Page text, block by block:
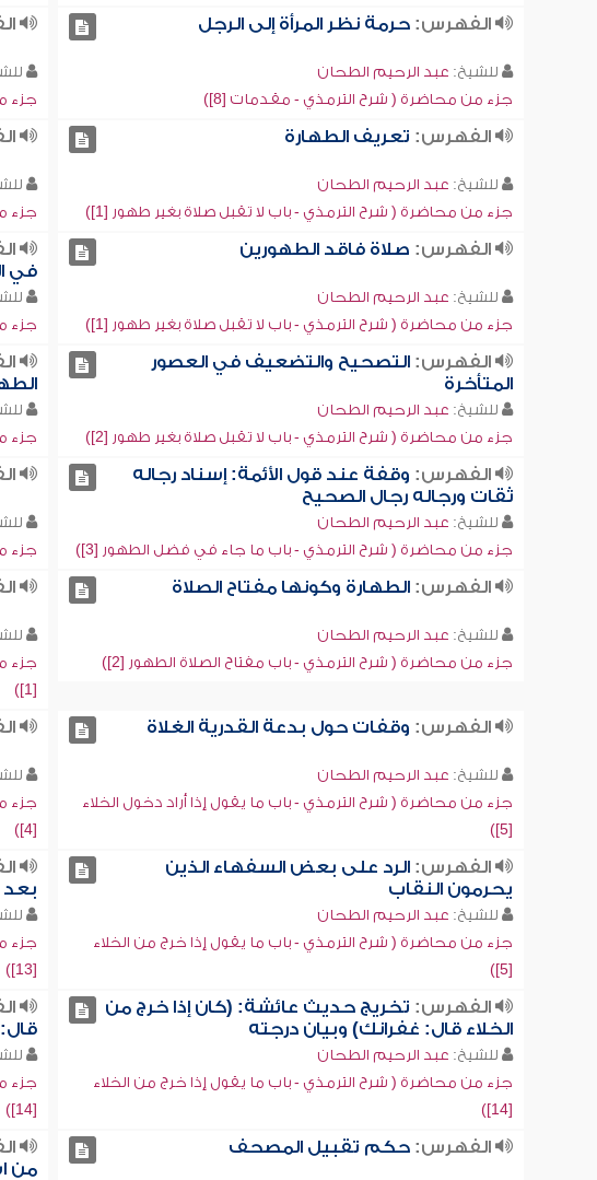
الفهرس:حرمة نظر المرأة إلى الرجل
للشيخ: عبد الرحيم الطحان
جزء من محاضرة ( شرح الترمذي - مقدمات [8])
جزء
الفهرس: تعريف الطهارة
للشيخ: عبد الرحيم الطحان
جزء من محاضرة ( شرح الترمذي - باب لا تقبل صلاة بغير طهور [1])
جزء
الفهرس: صلاة فاقد الطهورين
للشيخ: عبد الرحيم الطحان
جزء من محاضرة ( شرح الترمذي - باب لا تقبل صلاة بغير طهور [1])
في
جزء
الفهرس:التصحيح والتضعيف في العصور
المتأخرة
للشيخ: عبد الرحيم الطحان
جزء من محاضرة ( شرح الترمذي - باب لا تقبل صلاة بغير طهور [2])
جزء
الفهرس: وقفة عند قول الأئمة: إسناد رجاله
ثقات ورجاله رجال الصحيح
للشيخ: عبد الرحيم الطحان
جزء من محاضرة ( شرح الترمذي - باب ما جاء في فضل الطهور [3])
جزء
الفهرس:الطهارة وكونها مفتاح الصلاة
للشيخ: عبد الرحيم الطحان
جزء من محاضرة ( شرح الترمذي - باب مفتاح الصلاة الطهور [2])
جزء
[1])
الفهرس: وقفات حول بدعة القدرية الغلاة
للشيخ: عبد الرحيم الطحان
جزء من محاضرة ( شرح الترمذي - باب ما يقول إذا أراد دخول الخلاء
[5])
جزء
[4])
الفهرس:الرد على بعض السفهاء الذين
يحرمون النقاب
للشيخ: عبد الرحيم الطحان
جزء من محاضرة ( شرح الترمذي - باب ما يقول إذا خرج من الخلاء
[5])
بعد
جزء
[13])
الفهرس: تخريج حديث عائشة: (كان إذا خرج من
الخلاء قال: غفرانك) وبيان درجته
للشيخ: عبد الرحيم الطحان
جزء من محاضرة ( شرح الترمذي - باب ما يقول إذا خرج من الخلاء
[14])
جزء
[14])
الفهرس:حكم تقبيل المصحف
من